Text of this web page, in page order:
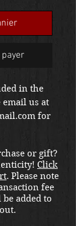
in the
email us at
for
or gift?
Click
. Please note
fee
added to